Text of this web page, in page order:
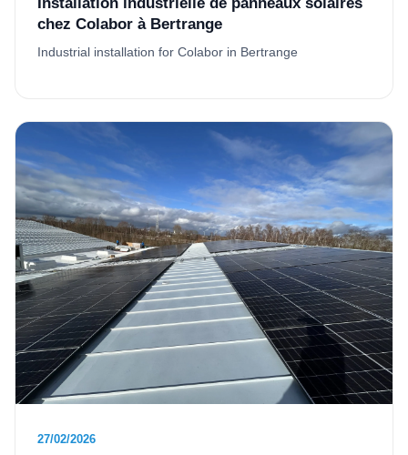
chez Colabor à Bertrange
Industrial installation for Colabor in Bertrange
27/02/2026